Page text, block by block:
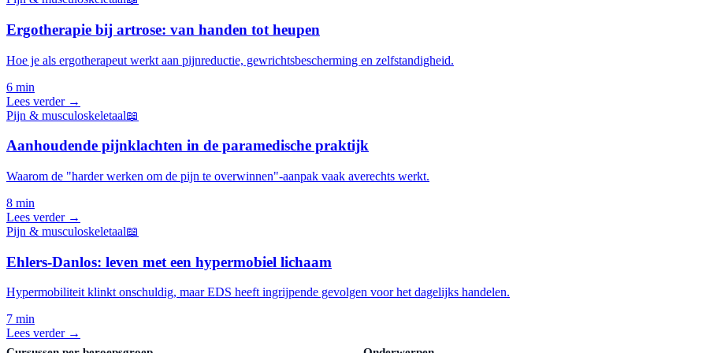
Ergotherapie bij artrose: van handen tot heupen
Hoe je als ergotherapeut werkt aan pijnreductie, gewrichtsbescherming en zelfstandigheid.
6 min
Lees verder →
Pijn & musculoskeletaal📖
Aanhoudende pijnklachten in de paramedische praktijk
Waarom de "harder werken om de pijn te overwinnen"-aanpak vaak averechts werkt.
8 min
Lees verder →
Pijn & musculoskeletaal📖
Ehlers-Danlos: leven met een hypermobiel lichaam
Hypermobiliteit klinkt onschuldig, maar EDS heeft ingrijpende gevolgen voor het dagelijks handelen.
7 min
Lees verder →